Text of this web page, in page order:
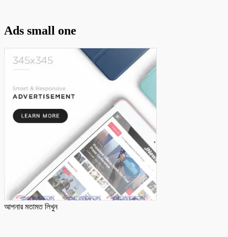
Ads small one
আপনার মতামত লিখুন